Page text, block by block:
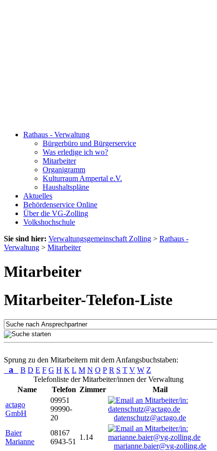
Rathaus - Verwaltung
Bürgerbüro und Bürgerservice
Was erledige ich wo?
Mitarbeiter
Organigramm
Kulturraum Ampertal e.V.
Haushaltspläne
Aktuelles
Behördenservice Online
Über die VG-Zolling
Volkshochschule
Sie sind hier: Verwaltungsgemeinschaft Zolling > Rathaus -
Verwaltung > Mitarbeiter
Mitarbeiter
Mitarbeiter-Telefon-Liste
Sprung zu den Mitarbeitern mit dem Anfangsbuchstaben:
a B D E F G H K L M N O P R S T V W Z
Telefonliste der Mitarbeiter/innen der Verwaltung
Name
Telefon Zimmer
Mail
actago
GmbH
09951
99990-
20
datenschutz@actago.de
Baier
Marianne
08167
6943-51
1.14
marianne.baier@vg-zolling.de